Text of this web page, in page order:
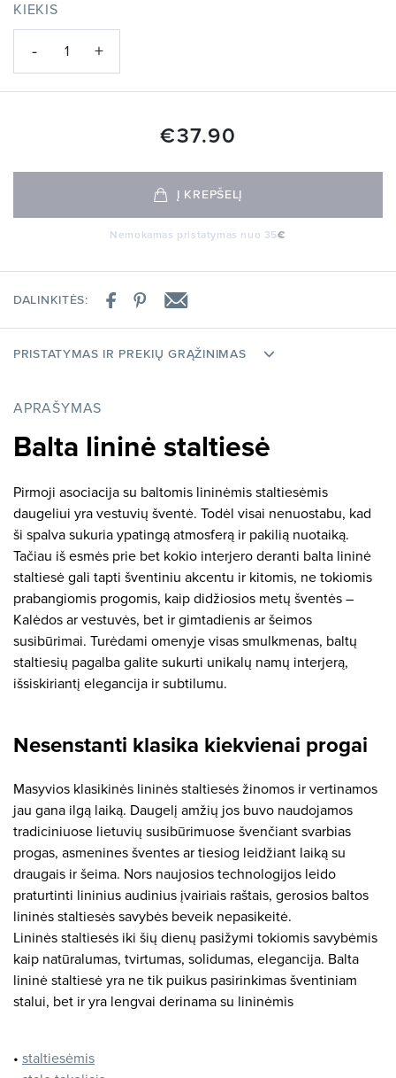
KIEKIS
- 1 +
€37.90
Į KREPŠELĮ
Nemokamas pristatymas nuo 35€
DALINKITĖS:
PRISTATYMAS IR PREKIŲ GRĄŽINIMAS
APRAŠYMAS
Balta lininė staltiesė
Pirmoji asociacija su baltomis lininėmis staltiesėmis
daugeliui yra vestuvių šventė. Todėl visai nenuostabu, kad
ši spalva sukuria ypatingą atmosferą ir pakilią nuotaiką.
Tačiau iš esmės prie bet kokio interjero deranti balta lininė
staltiesė gali tapti šventiniu akcentu ir kitomis, ne tokiomis
prabangiomis progomis, kaip didžiosios metų šventės –
Kalėdos ar vestuvės, bet ir gimtadienis ar šeimos
susibūrimai. Turėdami omenyje visas smulkmenas, baltų
staltiesių pagalba galite sukurti unikalų namų interjerą,
išsiskiriantį elegancija ir subtilumu.
Nesenstanti klasika kiekvienai progai
Masyvios klasikinės lininės staltiesės žinomos ir vertinamos
jau gana ilgą laiką. Daugelį amžių jos buvo naudojamos
tradiciniuose lietuvių susibūrimuose švenčiant svarbias
progas, asmenines šventes ar tiesiog leidžiant laiką su
draugais ir šeima. Nors naujosios technologijos leido
praturtinti lininius audinius įvairiais raštais, gerosios baltos
lininės staltiesės savybės beveik nepasikeitė.
Lininės staltiesės iki šių dienų pasižymi tokiomis savybėmis
kaip natūralumas, tvirtumas, solidumas, elegancija. Balta
lininė staltiesė yra ne tik puikus pasirinkimas šventiniam
stalui, bet ir yra lengvai derinama su lininėmis
• staltiesėmis